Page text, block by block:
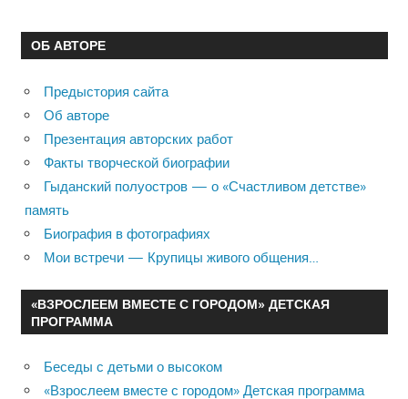
ОБ АВТОРЕ
Предыстория сайта
Об авторе
Презентация авторских работ
Факты творческой биографии
Гыданский полуостров — о «Счастливом детстве»
память
Биография в фотографиях
Мои встречи — Крупицы живого общения…
«ВЗРОСЛЕЕМ ВМЕСТЕ С ГОРОДОМ» ДЕТСКАЯ
ПРОГРАММА
Беседы с детьми о высоком
«Взрослеем вместе с городом» Детская программа